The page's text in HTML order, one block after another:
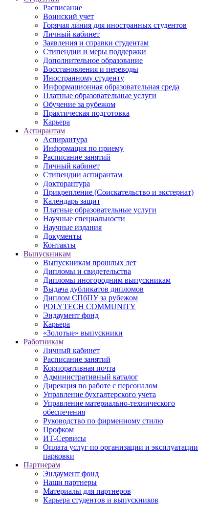
Расписание
Воинский учет
Горячая линия для иностранных студентов
Личный кабинет
Заявления и справки студентам
Стипендии и меры поддержки
Дополнительное образование
Восстановления и переводы
Иностранному студенту
Информационная образовательная среда
Платные образовательные услуги
Обучение за рубежом
Практическая подготовка
Карьера
Аспирантам
Аспирантура
Информация по приему
Расписание занятий
Личный кабинет
Стипендии аспирантам
Докторантура
Прикрепление (Соискательство и экстернат)
Календарь защит
Платные образовательные услуги
Научные специальности
Научные издания
Документы
Контакты
Выпускникам
Выпускникам прошлых лет
Дипломы и свидетельства
Дипломы иногородним выпускникам
Выдача дубликатов дипломов
Диплом СПбПУ за рубежом
POLYTECH COMMUNITY
Эндаумент фонд
Карьера
«Золотые» выпускники
Работникам
Личный кабинет
Расписание занятий
Корпоративная почта
Административный каталог
Дирекция по работе с персоналом
Управление бухгалтерского учета
Управление материально-технического
обеспечения
Руководство по фирменному стилю
Профком
ИТ-Сервисы
Оплата услуг по организации и эксплуатации
парковки
Партнерам
Эндаумент фонд
Наши партнеры
Материалы для партнеров
Карьера студентов и выпускников